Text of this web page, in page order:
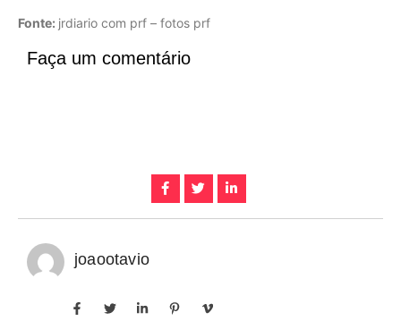
Fonte: jrdiario com prf – fotos prf
Faça um comentário
joaootavio